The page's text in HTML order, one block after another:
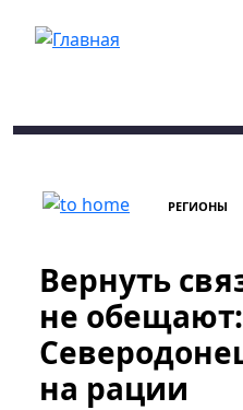
РЕГИОНЫ
Вернуть
не обещают:
на рации